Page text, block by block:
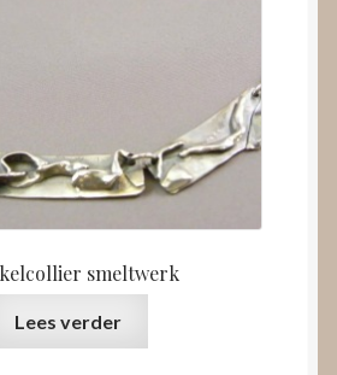
smeltwerk
Lees verder